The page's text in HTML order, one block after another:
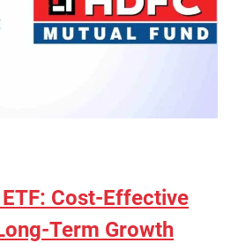
Cost-Effective
Term Growth